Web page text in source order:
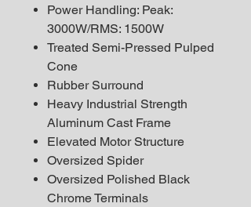
Power Handling: Peak:
3000W/RMS: 1500W
Treated Semi-Pressed Pulped
Cone
Rubber Surround
Heavy Industrial Strength
Aluminum Cast Frame
Elevated Motor Structure
Oversized Spider
Oversized Polished Black
Chrome Terminals